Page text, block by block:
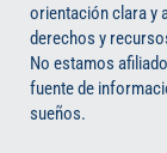
orientación clara y
derechos y
No estamos
fuente de
sueños.